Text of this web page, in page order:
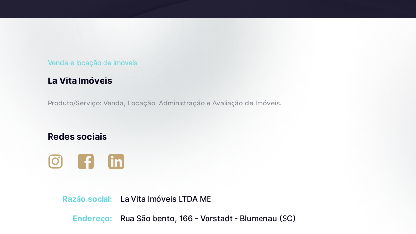
Venda e locação de imóveis
La Vita Imóveis
Produto/Serviço: Venda, Locação, Administração e Avaliação de Imóveis.
Redes sociais
Razão social:
La Vita Imóveis LTDA ME
Endereço:
Rua São bento, 166 - Vorstadt - Blumenau (SC)